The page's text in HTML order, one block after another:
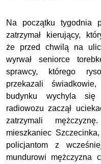
Na początku tygodnia
zatrzymał kierujący,
że przed chwilą na
wyrwał seniorce
sprawcy, którego
przekazali
budynku wychyla
radiowozu zaczął
zatrzymali
mieszkaniec
policjantom z
mundurowi mężczyzna